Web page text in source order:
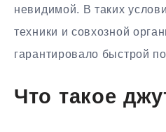
невидимой. В таких
техники и совхозной
гарантировало быстрой
Что такое